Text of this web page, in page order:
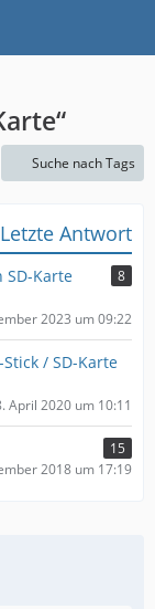
Suche nach Tags
Letzte Antwort
SD-Karte
8
2023 um 09:22
/ SD-Karte
April 2020 um 10:11
15
2018 um 17:19